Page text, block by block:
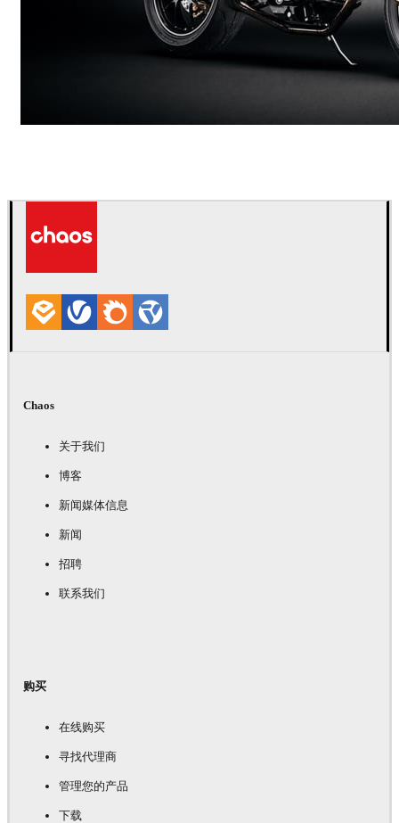
Chaos
关于我们
博客
新闻媒体信息
新闻
招聘
联系我们
购买
在线购买
寻找代理商
管理您的产品
下载